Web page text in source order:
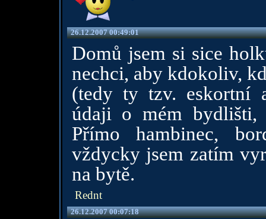
26.12.2007 00:49:01
Domů jsem si sice
nechci, aby kdokoliv,
(tedy ty tzv. eskortní
údaji o mém bydlišti,
Přímo hambinec,
vždycky jsem zatím
na bytě.
Rednt
26.12.2007 00:07:18